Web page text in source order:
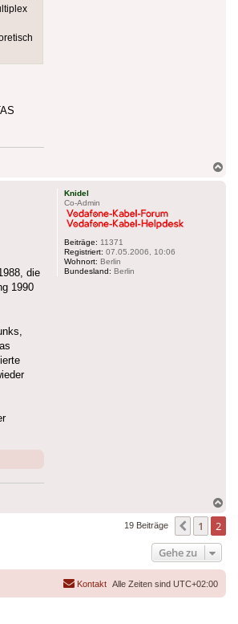
Knidel
Co-Admin
Beiträge: 11371
Registriert: 07.05.2006, 10:06
Wohnort: Berlin
Bundesland: Berlin
die
1990
19 Beiträge 1 2
Gehe zu
Alle Zeiten sind UTC+02:00
Kontakt